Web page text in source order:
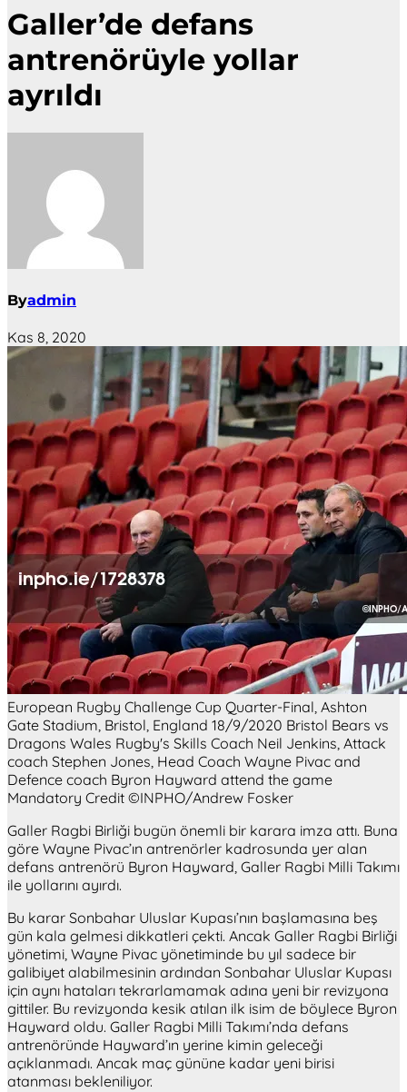
Galler’de defans
antrenörüyle yollar
ayrıldı
Byadmin
Kas 8, 2020
European Rugby Challenge Cup Quarter-Final, Ashton
Gate Stadium, Bristol, England 18/9/2020 Bristol Bears vs
Dragons Wales Rugby's Skills Coach Neil Jenkins, Attack
coach Stephen Jones, Head Coach Wayne Pivac and
Defence coach Byron Hayward attend the game
Mandatory Credit ©INPHO/Andrew Fosker
Galler Ragbi Birliği bugün önemli bir karara imza attı. Buna
göre Wayne Pivac’ın antrenörler kadrosunda yer alan
defans antrenörü Byron Hayward, Galler Ragbi Milli Takımı
ile yollarını ayırdı.
Bu karar Sonbahar Uluslar Kupası’nın başlamasına beş
gün kala gelmesi dikkatleri çekti. Ancak Galler Ragbi Birliği
yönetimi, Wayne Pivac yönetiminde bu yıl sadece bir
galibiyet alabilmesinin ardından Sonbahar Uluslar Kupası
için aynı hataları tekrarlamamak adına yeni bir revizyona
gittiler. Bu revizyonda kesik atılan ilk isim de böylece Byron
Hayward oldu. Galler Ragbi Milli Takımı’nda defans
antrenöründe Hayward’ın yerine kimin geleceği
açıklanmadı. Ancak maç gününe kadar yeni birisi
atanması bekleniliyor.